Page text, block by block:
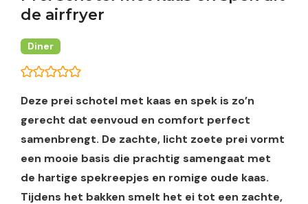
de airfryer
Diner
Deze prei schotel met kaas en spek is zo’n
gerecht dat eenvoud en comfort perfect
samenbrengt. De zachte, licht zoete prei vormt
een mooie basis die prachtig samengaat met
de hartige spekreepjes en romige oude kaas.
Tijdens het bakken smelt het ei tot een zachte,